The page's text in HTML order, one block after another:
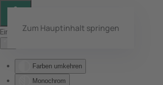
Eingabehilfen öffnen
Farben umkehren
Monochrom
Zum Hauptinhalt springen